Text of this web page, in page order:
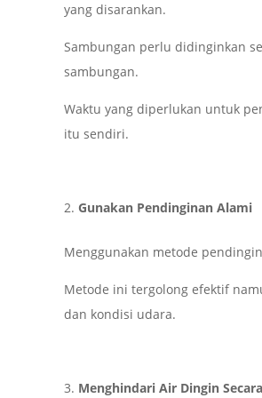
yang disarankan.
Sambungan perlu didinginkan
sambungan.
Waktu yang diperlukan untuk
itu sendiri.
Gunakan Pendinginan Alami
Menggunakan metode
Metode ini tergolong efektif
dan kondisi udara.
Menghindari Air Dingin